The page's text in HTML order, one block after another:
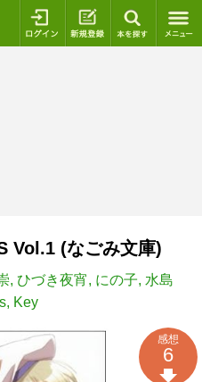
ログイン 新規登録
Vol.1 (なごみ文庫)
, ひづき夜宵, にの子, 水島
, Key
感想
6